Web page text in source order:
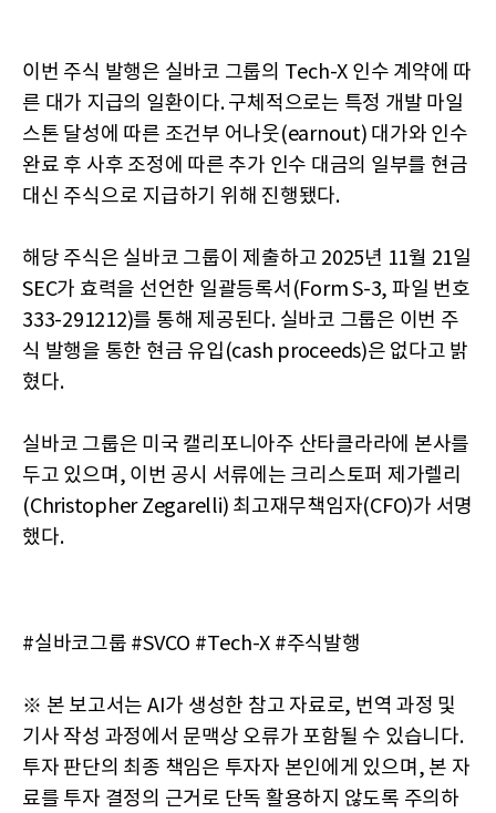
이번 주식 발행은 실바코 그룹의 Tech-X 인수 계약에 따
른 대가 지급의 일환이다. 구체적으로는 특정 개발 마일
스톤 달성에 따른 조건부 어나웃(earnout) 대가와 인수
완료 후 사후 조정에 따른 추가 인수 대금의 일부를 현금
대신 주식으로 지급하기 위해 진행됐다.
해당 주식은 실바코 그룹이 제출하고 2025년 11월 21일
SEC가 효력을 선언한 일괄등록서(Form S-3, 파일 번호
333-291212)를 통해 제공된다. 실바코 그룹은 이번 주
식 발행을 통한 현금 유입(cash proceeds)은 없다고 밝
혔다.
실바코 그룹은 미국 캘리포니아주 산타클라라에 본사를
두고 있으며, 이번 공시 서류에는 크리스토퍼 제가렐리
(Christopher Zegarelli) 최고재무책임자(CFO)가 서명
했다.
#실바코그룹 #SVCO #Tech-X #주식발행
※ 본 보고서는 AI가 생성한 참고 자료로, 번역 과정 및
기사 작성 과정에서 문맥상 오류가 포함될 수 있습니다.
투자 판단의 최종 책임은 투자자 본인에게 있으며, 본 자
료를 투자 결정의 근거로 단독 활용하지 않도록 주의하